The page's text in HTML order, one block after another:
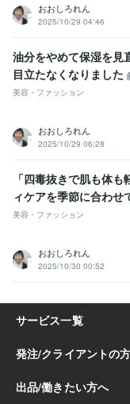
おおしろれん
2025/10/29 04:46
油分をやめて保湿を見
目立たなくなりました
美容・ファッション
おおしろれん
2025/10/29 06:28
「四毒抜きで肌も体
ィケアを季節に合わせ
美容・ファッション
おおしろれん
2025/10/30 00:52